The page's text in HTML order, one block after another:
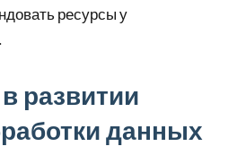
ресурсы у
развитии
данных